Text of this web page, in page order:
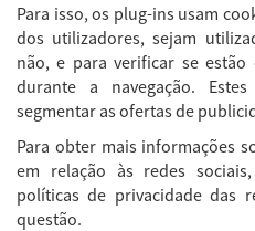
Para isso, os plug-ins usam
dos utilizadores, sejam
não, e para verificar se
durante a navegação.
segmentar as ofertas de
Para obter mais informações
em relação às redes
políticas de privacidade das
questão.